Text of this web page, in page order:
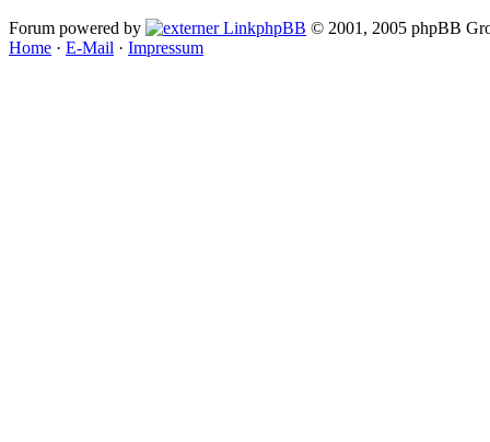
Forum powered by phpBB © 2001, 2005 phpBB
Home · E-Mail · Impressum